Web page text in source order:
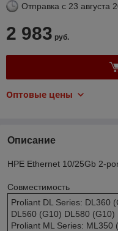
Отправка с 23 августа
2 983 руб.
Оптовые цены
Описание
HPE Ethernet 10/25Gb 2-
Совместимость
Proliant DL Series: DL360
DL560 (G10) DL580 (G10)
Proliant ML Series: ML350